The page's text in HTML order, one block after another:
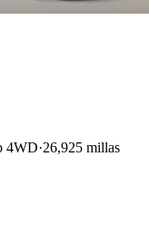
4WD 26,925 millas